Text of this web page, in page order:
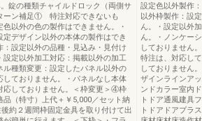
錠の種類チャイルドロック（両側サ
ーン補足① 特注対応できないも
以外の色の製作はできません。・
デザイン以外の本体の製作はでき
：設定以外の品種・見込み・見付け
設定以外加工対応：掲載以外の加工
ル種類変更：設定したパネル以外の
しておりません。・パネルなし本体
応しておりません。＜枠変更＞④枠
品（特寸）上代＋￥5,000／セット納
約２週間枠固定金具を取り付けて出
設定色以外製作
以外枠製作：設
ん。・設定以外
ん。・ノンケー
しておりません
特注は、対応し
しておりません
ザインラインア
ンドカラー室内
トドア通風建具
トドアドアプラ